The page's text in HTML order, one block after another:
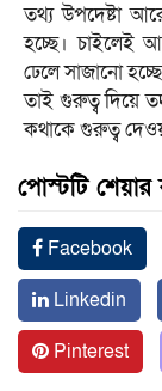
তথ্য উপদেষ্টা
হচ্ছে। চাইলেই
ঢেলে সাজানো
তাই গুরুত্ব দিয়ে
কথাকে গুরুত্ব
পোস্টটি
Facebook
Linkedin
Pinterest